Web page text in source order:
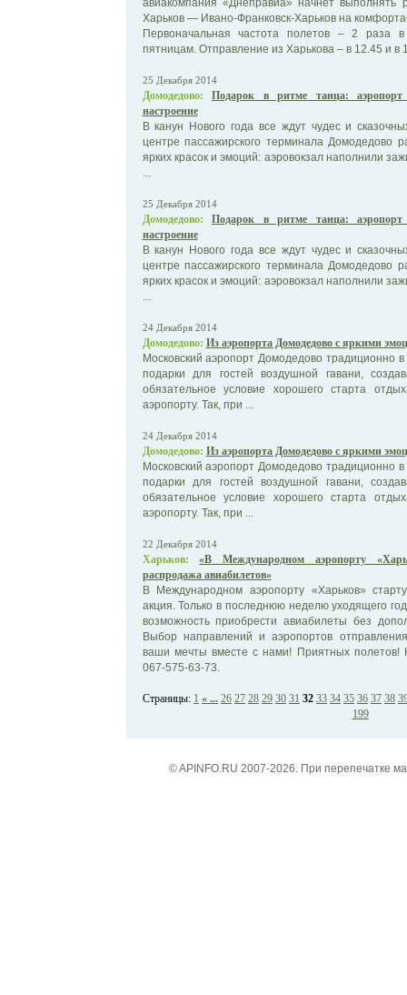
Харьков — Ивано-Франковск-Харьков на
Первоначальная частота полетов – 2 раза
пятницам. Отправление из Харькова – в 12.45 и в
25 Декабря 2014
Домодедово:
Подарок в ритме танца: аэропорт
настроение
В канун Нового года все ждут чудес и
центре пассажирского терминала Домодедово
ярких красок и эмоций: аэровокзал наполнили
25 Декабря 2014
Домодедово:
Подарок в ритме танца: аэропорт
настроение
В канун Нового года все ждут чудес и
центре пассажирского терминала Домодедово
ярких красок и эмоций: аэровокзал наполнили
24 Декабря 2014
Домодедово: Из аэропорта Домодедово с яркими
Московский аэропорт Домодедово традиционно в
подарки для гостей воздушной гавани,
обязательное условие хорошего старта
аэропорту. Так, при ...
24 Декабря 2014
Домодедово: Из аэропорта Домодедово с яркими
Московский аэропорт Домодедово традиционно в
подарки для гостей воздушной гавани,
обязательное условие хорошего старта
аэропорту. Так, при ...
22 Декабря 2014
Харьков:
«В Международном аэропорту
распродажа авиабилетов»
В Международном аэропорту «Харьков»
акция. Только в последнюю неделю уходящего
возможность приобрести авиабилеты без
Выбор направлений и аэропортов
ваши мечты вместе c нами! Приятных
067-575-63-73.
Страницы: 1 « ... 26 27 28 29 30 31 32 33 34 35 36 37 38
199
© APINFO.RU 2007-2026. При перепечатке